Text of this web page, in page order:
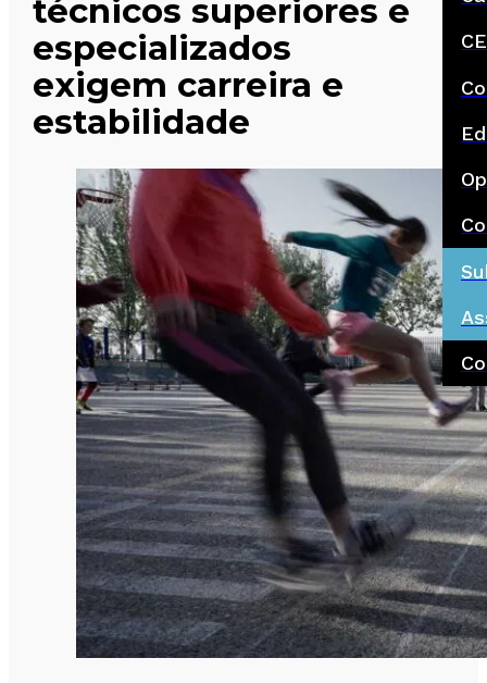
técnicos superiores e
especializados
exigem carreira e
estabilidade